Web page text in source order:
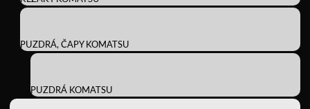
PUZDRÁ, ČAPY KOMATSU
PUZDRÁ KOMATSU